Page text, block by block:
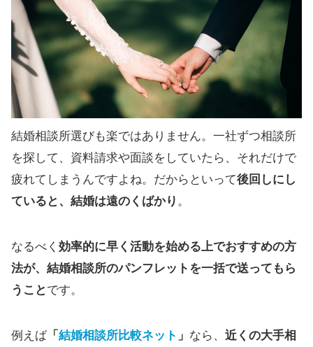
結婚相談所選びも楽ではありません。一社ずつ相談所
を探して、資料請求や面談をしていたら、それだけで
疲れてしまうんですよね。だからといって後回しにし
ていると、結婚は遠のくばかり 。
なるべく 効率的に早く活動を始める上でおすすめの方
法が、結婚相談所のパンフレットを一括で送ってもら
うこと です。
例えば「 結婚相談所比較ネット 」 なら、 近くの大手相